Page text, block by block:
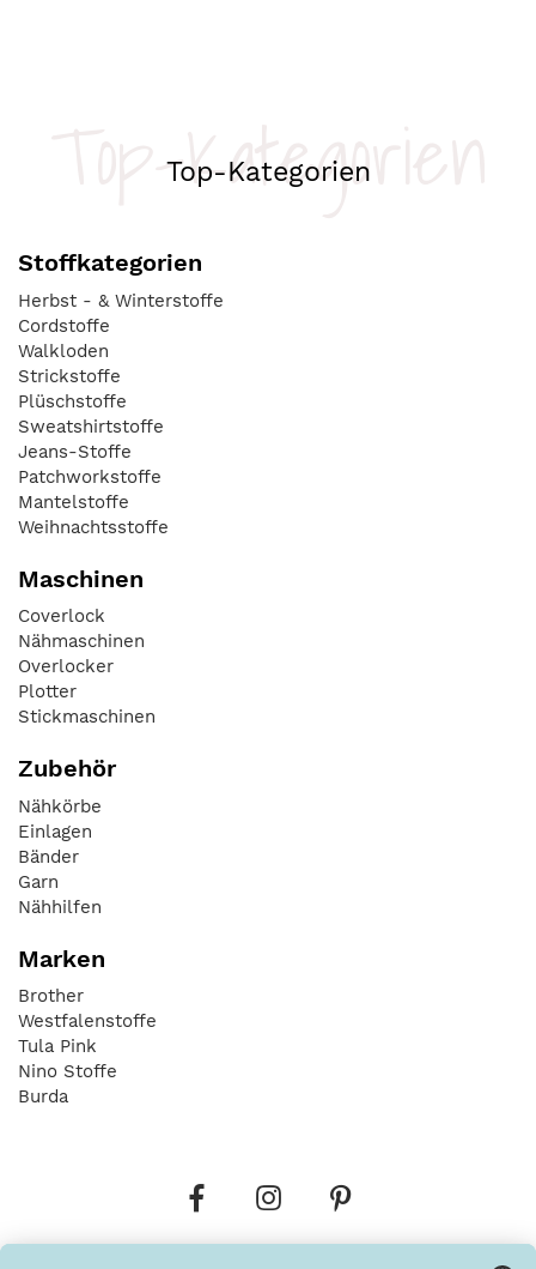
Top-Kategorien
Top-Kategorien
Stoffkategorien
Herbst - & Winterstoffe
Cordstoffe
Walkloden
Strickstoffe
Plüschstoffe
Sweatshirtstoffe
Jeans-Stoffe
Patchworkstoffe
Mantelstoffe
Weihnachtsstoffe
Maschinen
Coverlock
Nähmaschinen
Overlocker
Plotter
Stickmaschinen
Zubehör
Nähkörbe
Einlagen
Bänder
Garn
Nähhilfen
Marken
Brother
Westfalenstoffe
Tula Pink
Nino Stoffe
Burda